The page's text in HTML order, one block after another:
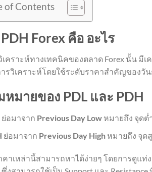
of Contents
PDH Forex คือ อะไร
เคราะห์ทางเทคนิคของตลาด Forex นั้น มี
รวิเคราะห์โดยใช้ระดับราคาสำคัญของวัน
หมายของ PDL และ PDH
ย่อมาจาก Previous Day Lowหมายถึง จุดต่
ย่อมาจาก Previous Day Highหมายถึง จุด
คาเหล่านี้สามารถหาได้ง่ายๆ โดยการดูแท่